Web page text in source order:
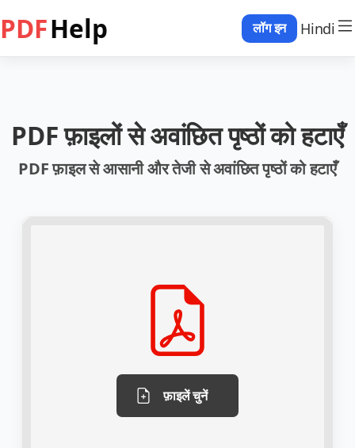
PDFHelp लॉग इन Hindi
PDF फ़ाइलों से अवांछित पृष्ठों को हटाएँ
PDF फ़ाइल से आसानी और तेजी से अवांछित पृष्ठों को हटाएँ
फ़ाइलें चुनें